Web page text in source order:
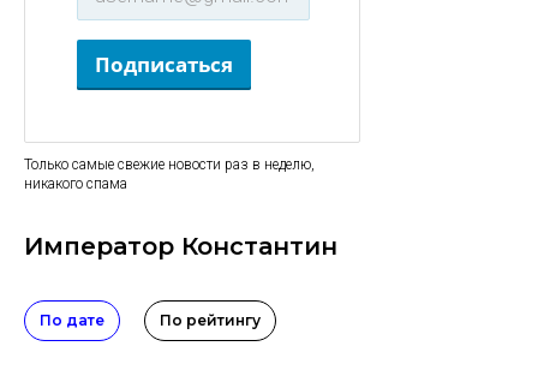
Подписаться
Только самые свежие новости раз в неделю,
никакого спама
Император Константин
По дате По рейтингу